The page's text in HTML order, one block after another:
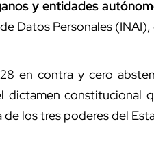
y entidades
Datos Personales
en contra y cero
dictamen constitucional
de los tres poderes del